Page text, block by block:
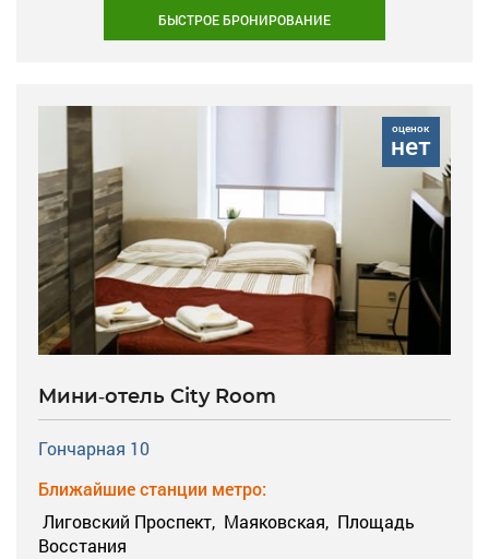
БЫСТРОЕ БРОНИРОВАНИЕ
оценок
нет
Мини-отель City Room
Гончарная 10
Ближайшие станции метро:
Лиговский Проспект, Маяковская, Площадь
Восстания